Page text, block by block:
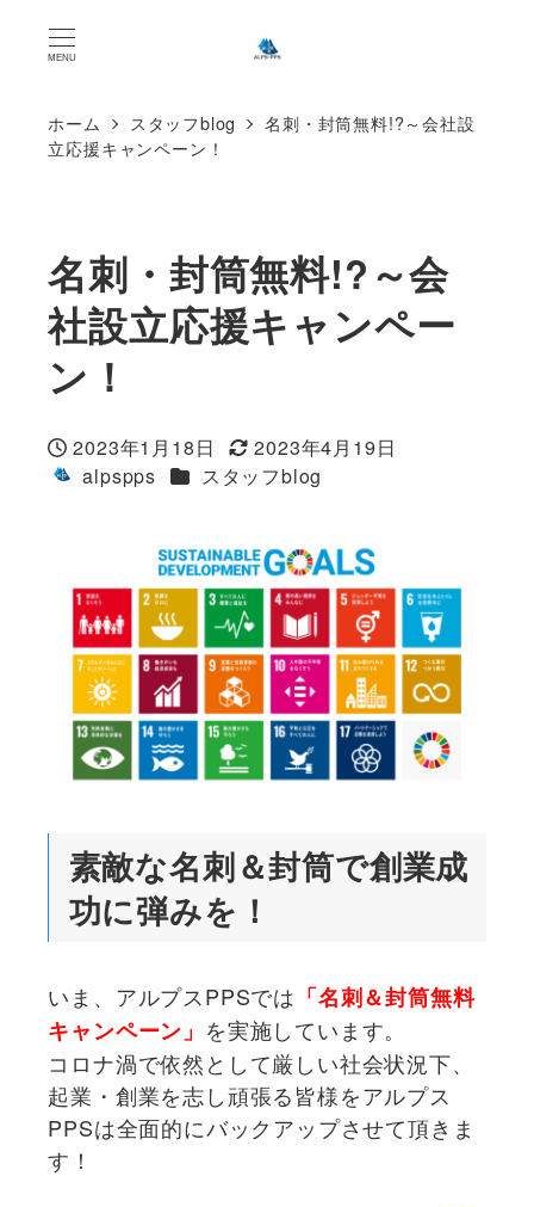
MENU
ホーム スタッフblog
名刺・封筒無料!?～会社設
立応援キャンペーン！
名刺・封筒無料!?～会
社設立応援キャンペー
ン！
投稿日
2023年1月18日 更新日
2023年4月19日
著 alpspps カテゴリー
スタッフblog
素敵な名刺＆封筒で創業成
功に弾みを！
いま、アルプスPPSでは 「名刺＆封筒無料
キャンペーン」 を実施しています。
コロナ渦で依然として厳しい社会状況下、
起業・創業を志し頑張る皆様をアルプス
PPSは全面的にバックアップさせて頂きま
す！